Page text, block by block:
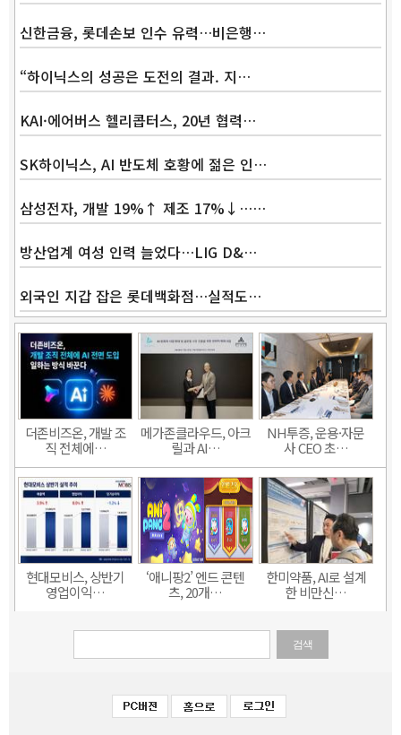
신한금융, 롯데손보 인수 유력…비은행…
“하이닉스의 성공은 도전의 결과. 지…
KAI·에어버스 헬리콥터스, 20년 협력…
SK하이닉스, AI 반도체 호황에 젊은 인…
삼성전자, 개발 19%↑ 제조 17%↓……
방산업계 여성 인력 늘었다…LIG D&…
외국인 지갑 잡은 롯데백화점…실적도…
더존비즈온, 개발 조
직 전체에…
메가존클라우드, 아크
릴과 AI…
NH투증, 운용·자문
사 CEO 초…
현대모비스, 상반기
영업이익…
‘애니팡2’ 엔드 콘텐
츠, 20개…
한미약품, AI로 설계
한 비만신…
검색